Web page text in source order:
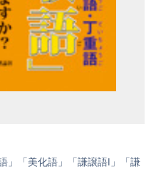
」「美化語」「謙譲語Ⅰ」「謙